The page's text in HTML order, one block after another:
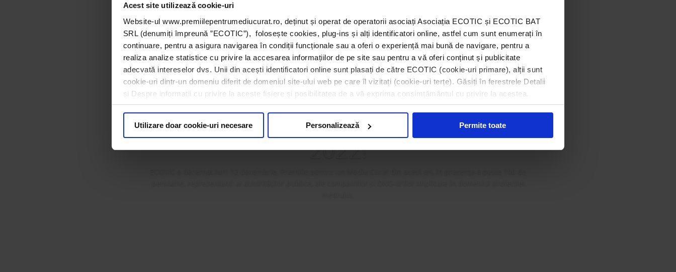
Acest site utilizează cookie-uri
Website-ul www.premiilepentrumediucurat.ro, deținut și operat de operatorii asociați Asociația ECOTIC și ECOTIC BAT
SRL (denumiți împreună ”ECOTIC”), folosește cookies, plug-ins și alți identificatori online, astfel cum sunt enumerați în
continuare, pentru a asigura navigarea în condiții funcționale sau a oferi o experiență mai bună de navigare, pentru a
realiza analize statistice cu privire la accesarea informațiilor de pe site sau pentru a vă oferi conținut și publicitate
adecvată intereselor dvs. Unii din acești identificatori online sunt plasați de către ECOTIC (cookie-uri primare), alții sunt
cookie-uri dintr-un domeniu diferit de domeniul site-ului web pe care îl vizitați (cookie-uri terțe). Găsiți în ferestrele Detalii
și Despre informații cu privire la aceste fișiere și posibilitatea de a vă exprima consimțământul cu privire la acestea.
Utilizare doar cookie-uri necesare Personalizează Permite toate
ECOTIC a premiat câștigătorii din Gala
Premiilor pentru un Mediu Curat
2022!